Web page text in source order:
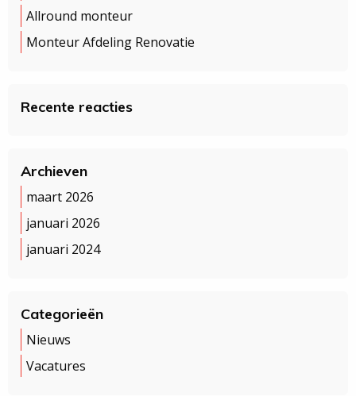
Allround monteur
Monteur Afdeling Renovatie
Recente reacties
Archieven
maart 2026
januari 2026
januari 2024
Categorieën
Nieuws
Vacatures